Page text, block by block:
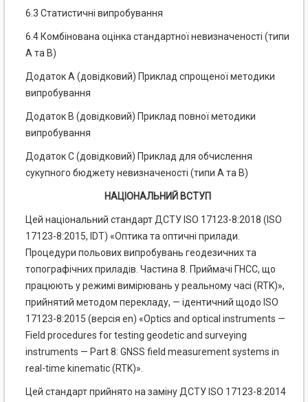
6.3 Статистичні випробування
6.4 Комбінована оцінка стандартної невизначеності (типи
А та В)
Додаток А (довідковий) Приклад спрощеної методики
випробування
Додаток В (довідковий) Приклад повної методики
випробування
Додаток С (довідковий) Приклад для обчислення
сукупного бюджету невизначеності (типи А та В)
НАЦІОНАЛЬНИЙ ВСТУП
Цей національний стандарт ДСТУ ISO 17123-8:2018 (ISO
17123-8:2015, IDT) «Оптика та оптичні прилади.
Процедури польових випробувань геодезичних та
топографічних приладів. Частина 8. Приймачі ГНСС, що
працюють у режимі вимірювань у реальному часі (RTK)»,
прийнятий методом перекладу, — ідентичний щодо ISO
17123-8:2015 (версія en) «Optics and optical instruments —
Field procedures for testing geodetic and surveying
instruments — Part 8: GNSS field measurement systems in
real-time kinematic (RTK)».
Цей стандарт прийнято на заміну ДСТУ ISO 17123-8:2014